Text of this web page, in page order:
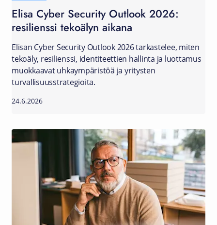
Elisa Cyber Security Outlook 2026:
resilienssi tekoälyn aikana
Elisan Cyber Security Outlook 2026 tarkastelee, miten
tekoäly, resilienssi, identiteettien hallinta ja luottamus
muokkaavat uhkaympäristöä ja yritysten
turvallisuusstrategioita.
24.6.2026